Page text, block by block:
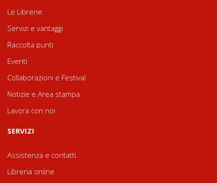
Le Librerie
Servizi e vantaggi
Raccolta punti
Eventi
Collaborazioni e Festival
Notizie e Area stampa
Lavora con noi
SERVIZI
Assistenza e contatti
Libreria online